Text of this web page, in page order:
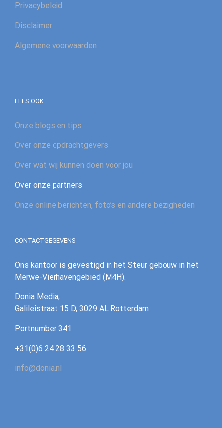
Privacybeleid
Disclaimer
Algemene voorwaarden
LEES OOK
Onze blogs en tips
Over onze opdrachtgevers
Over wat wij kunnen doen voor jou
Over onze partners
Onze online berichten, foto’s en andere bezigheden
CONTACTGEGEVENS
Ons kantoor is gevestigd in het Steur gebouw in het
Merwe-Vierhavengebied (M4H).
Donia Media,
Galileistraat 15 D, 3029 AL Rotterdam
‪Portnumber 341‪
+31(0)6 24 28 33 56
info@donia.nl